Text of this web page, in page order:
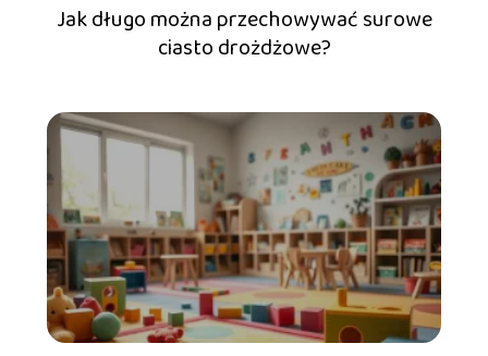
Jak długo można przechowywać surowe
ciasto drożdżowe?